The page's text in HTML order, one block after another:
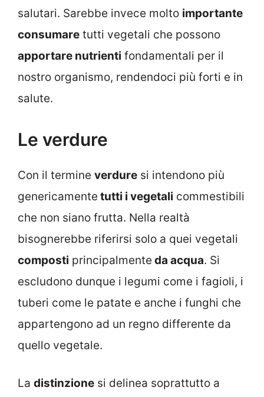
salutari. Sarebbe invece molto importante
consumare tutti vegetali che possono
apportare nutrienti fondamentali per il
nostro organismo, rendendoci più forti e in
salute.
Le verdure
Con il termine verdure si intendono più
genericamente tutti i vegetali commestibili
che non siano frutta. Nella realtà
bisognerebbe riferirsi solo a quei vegetali
composti principalmente da acqua. Si
escludono dunque i legumi come i fagioli, i
tuberi come le patate e anche i funghi che
appartengono ad un regno differente da
quello vegetale.
La distinzione si delinea soprattutto a